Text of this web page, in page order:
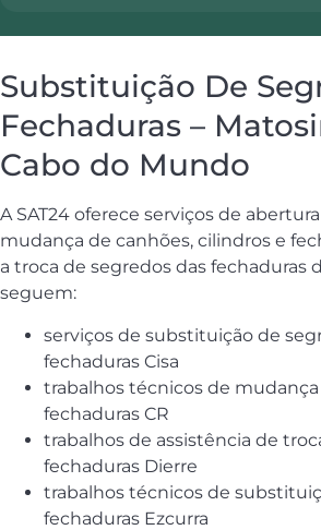
Substituição De
Fechaduras –
Cabo do Mundo
A SAT24 oferece serviços de
mudança de canhões, cilindros e
a troca de segredos das fechaduras
seguem:
serviços de substituição de
fechaduras Cisa
trabalhos técnicos de
fechaduras CR
trabalhos de assistência de
fechaduras Dierre
trabalhos técnicos de
fechaduras Ezcurra